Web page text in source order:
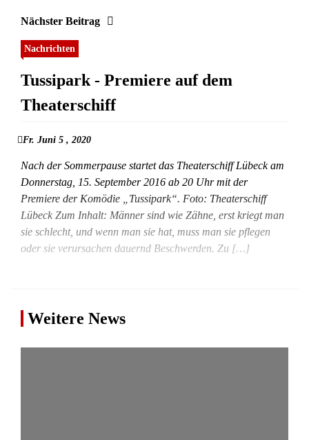
Nächster Beitrag
Nachrichten
Tussipark - Premiere auf dem
Theaterschiff
Fr. Juni 5 , 2020
Nach der Sommerpause startet das Theaterschiff Lübeck am
Donnerstag, 15. September 2016 ab 20 Uhr mit der
Premiere der Komödie „Tussipark“. Foto: Theaterschiff
Lübeck Zum Inhalt: Männer sind wie Zähne, erst kriegt man
sie schlecht, und wenn man sie hat, muss man sie pflegen
oder sie verursachen dauernd Beschwerden. Zu […]
Weitere News